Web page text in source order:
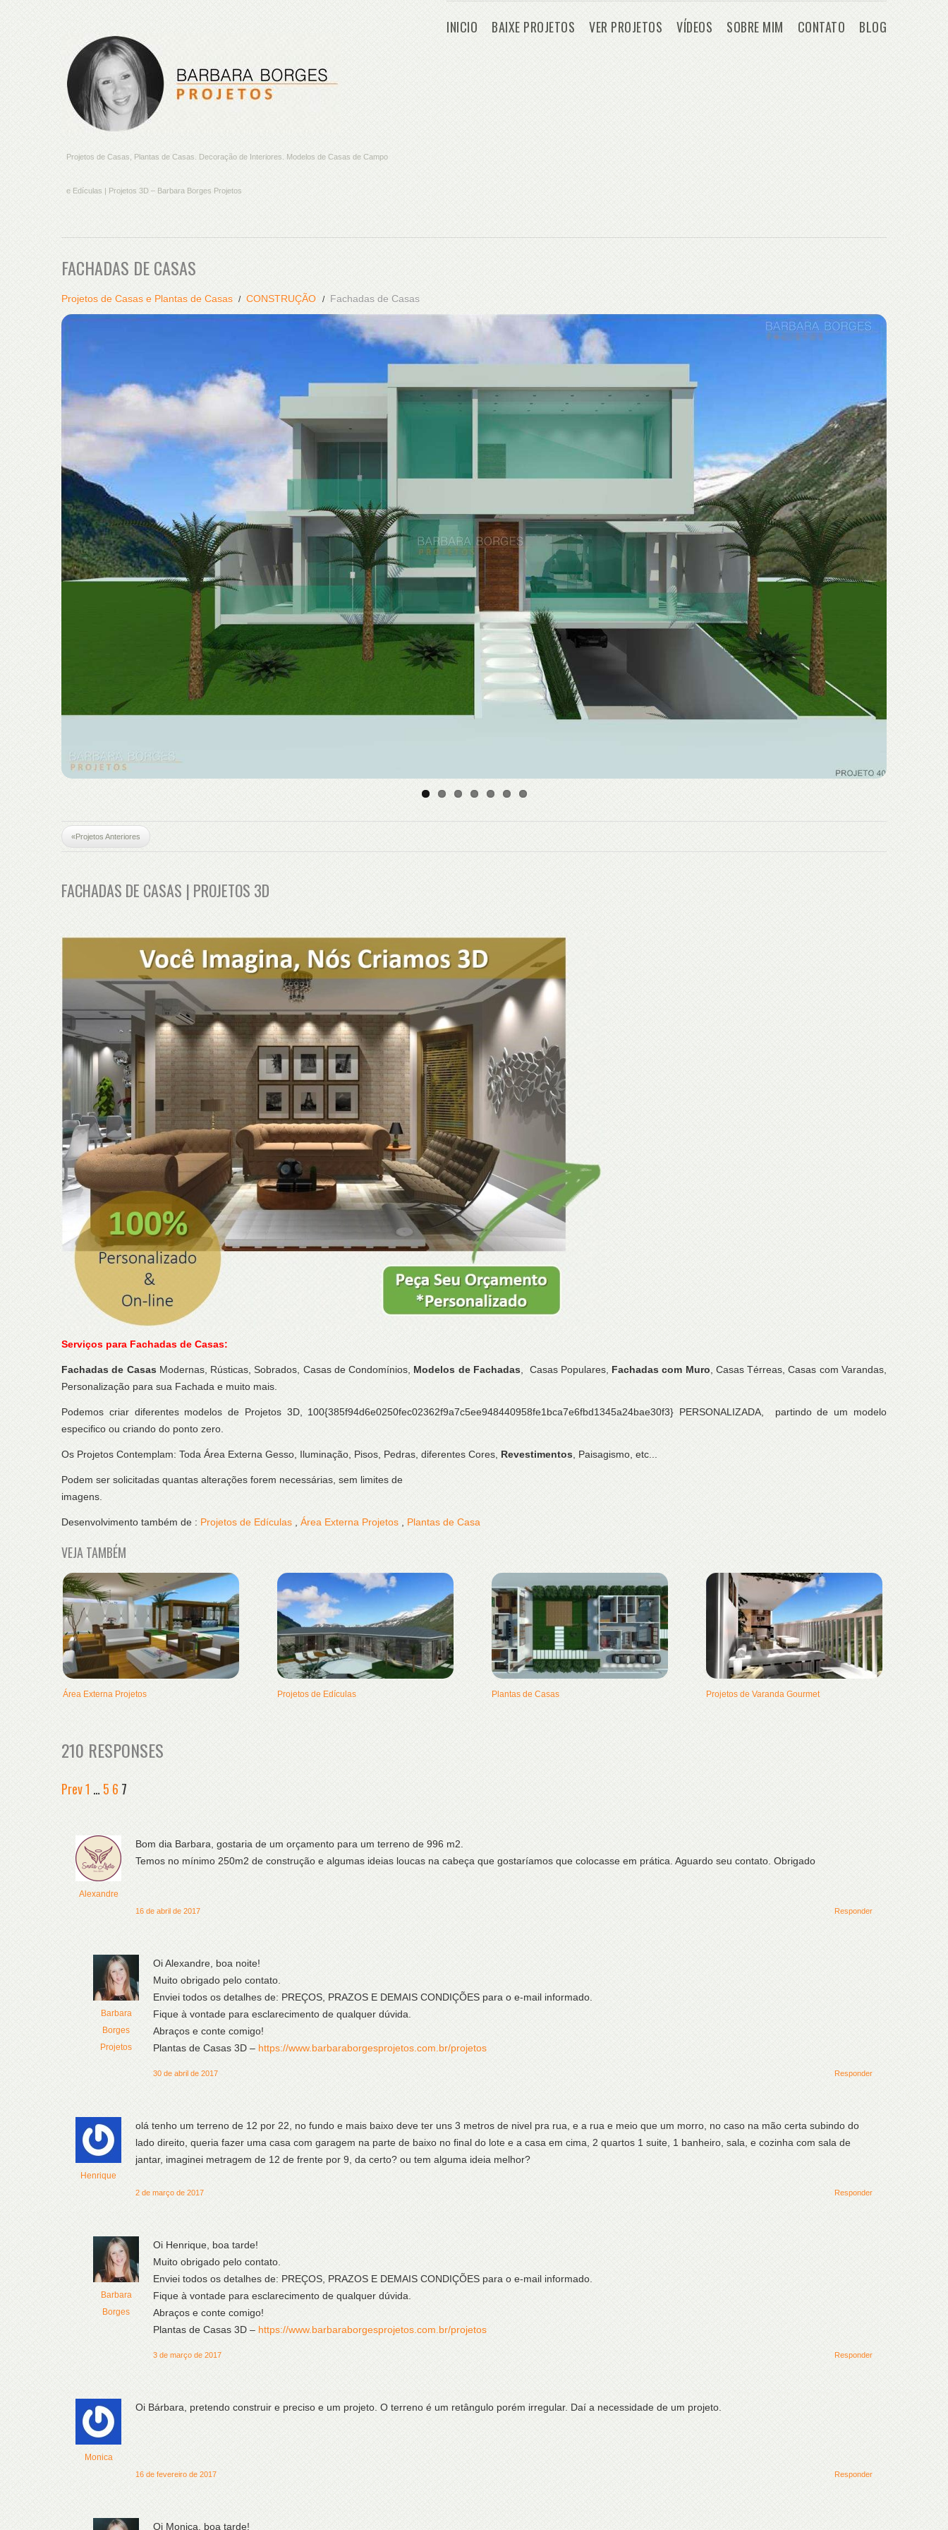
Projetos de Casas, Plantas de Casas. Decoração de Interiores. Modelos de Casas de Campo
e Edículas | Projetos 3D – Barbara Borges Projetos
INICIO BAIXE PROJETOS VER PROJETOS VÍDEOS SOBRE MIM CONTATO BLOG
FACHADAS DE CASAS
Projetos de Casas e Plantas de Casas CONSTRUÇÃO Fachadas de Casas
«Projetos Anteriores
FACHADAS DE CASAS | PROJETOS 3D
Serviços para Fachadas de Casas:
Fachadas de CasasModernas, Rústicas, Sobrados, Casas de Condomínios, Modelos de Fachadas , Casas Populares, Fachadas com Muro , Casas Térreas, Casas com Varandas,
Personalização para sua Fachada e muito mais.
Podemos criar diferentes modelos de Projetos 3D, 100{385f94d6e0250fec02362f9a7c5ee948440958fe1bca7e6fbd1345a24bae30f3} PERSONALIZADA, partindo de um modelo
especifico ou criando do ponto zero.
Os Projetos Contemplam: Toda Área Externa Gesso, Iluminação, Pisos, Pedras, diferentes Cores, Revestimentos , Paisagismo, etc...
Podem ser solicitadas quantas alterações forem necessárias, sem limites de
imagens.
Desenvolvimento também de : Projetos de Edículas Área Externa Projetos Plantas de Casa
VEJA TAMBÉM
Área Externa Projetos Projetos de Edículas Plantas de Casas Projetos de Varanda Gourmet
210 RESPONSES
Prev1 … 5 6 7
Alexandre
Bom dia Barbara, gostaria de um orçamento para um terreno de 996 m2.
Temos no mínimo 250m2 de construção e algumas ideias loucas na cabeça que gostaríamos que colocasse em prática. Aguardo seu contato. Obrigado
Responder
16 de abril de 2017
Barbara
Borges
Projetos
Oi Alexandre, boa noite!
Muito obrigado pelo contato.
Enviei todos os detalhes de: PREÇOS, PRAZOS E DEMAIS CONDIÇÕES para o e-mail informado.
Fique à vontade para esclarecimento de qualquer dúvida.
Abraços e conte comigo!
Plantas de Casas 3D – https://www.barbaraborgesprojetos.com.br/projetos
Responder
30 de abril de 2017
Henrique
olá tenho um terreno de 12 por 22, no fundo e mais baixo deve ter uns 3 metros de nivel pra rua, e a rua e meio que um morro, no caso na mão certa subindo do
lado direito, queria fazer uma casa com garagem na parte de baixo no final do lote e a casa em cima, 2 quartos 1 suite, 1 banheiro, sala, e cozinha com sala de
jantar, imaginei metragem de 12 de frente por 9, da certo? ou tem alguma ideia melhor?
Responder
2 de março de 2017
Barbara
Borges
Oi Henrique, boa tarde!
Muito obrigado pelo contato.
Enviei todos os detalhes de: PREÇOS, PRAZOS E DEMAIS CONDIÇÕES para o e-mail informado.
Fique à vontade para esclarecimento de qualquer dúvida.
Abraços e conte comigo!
Plantas de Casas 3D – https://www.barbaraborgesprojetos.com.br/projetos
Responder
3 de março de 2017
Monica
Oi Bárbara, pretendo construir e preciso e um projeto. O terreno é um retângulo porém irregular. Daí a necessidade de um projeto.
Responder
16 de fevereiro de 2017
Oi Monica, boa tarde!